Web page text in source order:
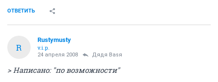
ОТВЕТИТЬ
R
Rustymusty
v.i.p.
24 апреля 2008 Дядя Ваsя
> Написано: "по возможности"